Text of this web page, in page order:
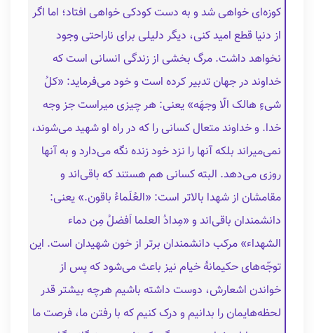
کوزه‌ای خواهی شد و به دست کودکی خواهی افتاد؛ اما اگر
از دنیا قطع امید کنی، دیگر دلیلی برای ناراحتی وجود
نخواهد داشت. مرگ بخشی از زندگی انسانی است که
خداوند در جهان تدبیر کرده است و خود می‌فرماید: «کلُ
شیءٍ هالک الّا وجهَه» یعنی: هر چیزی میراست جز وجه
خدا. و خداوند متعال کسانی را که در راه او شهید می‌شوند،
نمی‌میراند بلکه آنها را نزد خود زنده نگه می‌دارد و به آنها
روزی می‌دهد. البته کسانی هم هستند که باقی‌اند و
مقامشان از شهدا بالاتر است: «العُلَماءُ باقون.» یعنی:
دانشمندان باقی‌اند و «مِدادُ العلما اَفضلُ مِن دماء
الشهداء» مرکب دانشمندان برتر از خون شهیدان است. این
توجّه‌های حکیمانۀ خیام نیز باعث می‌شود که پس از
خواندن اشعارش، دوست داشته باشیم هرچه بیشتر قدر
لحظه‌هایمان را بدانیم و درک کنیم که با رفتن ما، فرصت ما